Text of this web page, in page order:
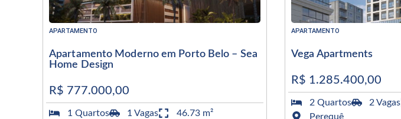
APARTAMENTO
Apartamento Moderno em Porto Belo – Sea
Home Design
R$ 777.000,00
1 Quartos 1 Vagas
46.73 m²
APARTAMENTO
Vega Apartments
R$ 1.285.400,00
2 Quartos 2 Vagas
Perequê